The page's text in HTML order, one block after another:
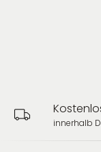
innerhalb